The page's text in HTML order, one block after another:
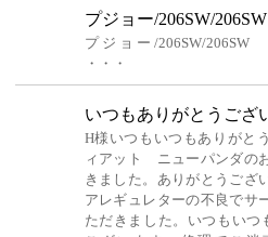
プジョー/206SW/
プジョー/206SW/206SW
・・・
いつもありがとうござ
H様いつもいつもありがと
ィアット ニューパンダの
きました。ありがとうござ
アレギュレターの不良でサ
ただきました。いつもいつ